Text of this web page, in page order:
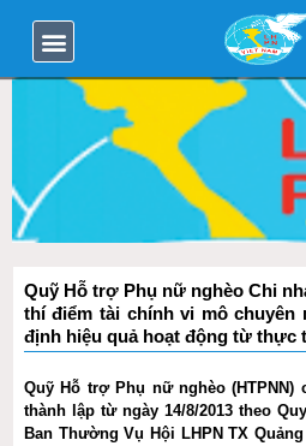
Quỹ Hỗ trợ Phụ nữ nghèo Chi
thí điểm tài chính vi mô chuyên
định hiệu quả hoạt động từ thực
Quỹ Hỗ trợ Phụ nữ nghèo
thành lập từ ngày 14/8/2013 theo
Ban Thường Vụ Hội LHPN TX